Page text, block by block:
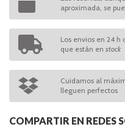
aproximada, se
Los envios en 24 h
que están en stock
Cuidamos al
lleguen perfectos
COMPARTIR EN REDES